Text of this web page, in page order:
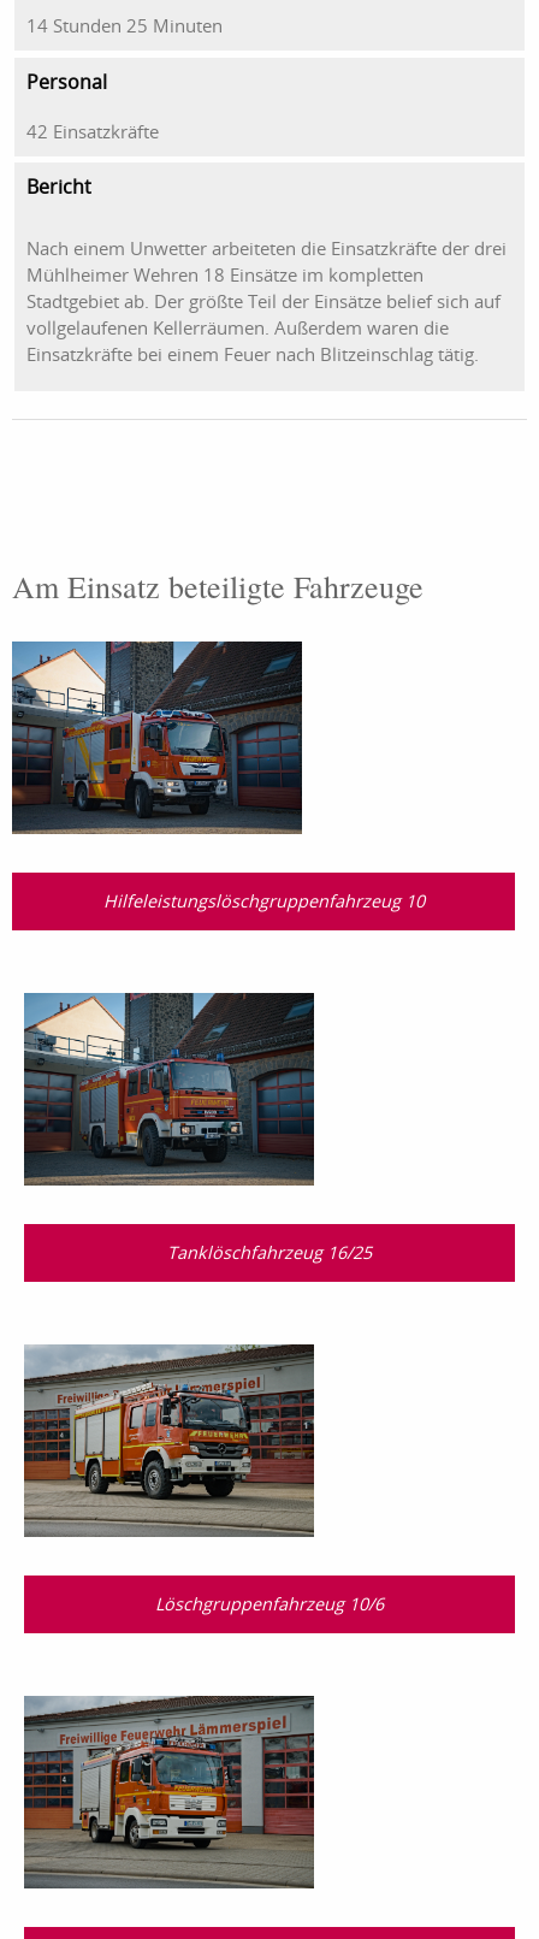
14 Stunden 25 Minuten
Personal
42 Einsatzkräfte
Bericht
Nach einem Unwetter arbeiteten die Einsatzkräfte der drei
Mühlheimer Wehren 18 Einsätze im kompletten
Stadtgebiet ab. Der größte Teil der Einsätze belief sich auf
vollgelaufenen Kellerräumen. Außerdem waren die
Einsatzkräfte bei einem Feuer nach Blitzeinschlag tätig.
Am Einsatz beteiligte Fahrzeuge
Hilfeleistungslöschgruppenfahrzeug 10
Tanklöschfahrzeug 16/25
Löschgruppenfahrzeug 10/6